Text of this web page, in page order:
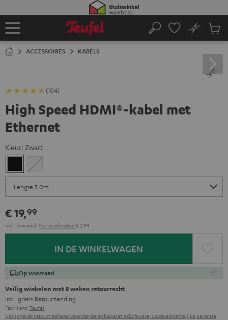
Home
Zoeken
No
ACCESSOIRES KABELS
(104)
High Speed HDMI®-kabel met
Ethernet
Kleur: Zwart
Zwart
€ 19,99
Incl. btwexcl. Verzendkosten € 2,99
IN DE WINKELWAGEN
Op voorraad
Veilig winkelen met 8 weken retourrecht
incl. gratis Retourzending
Fabrikant: Teufel
VeiligheidsinstructiesReserveonderdelenReparatiesSoftware-updatesWettelijke garantie